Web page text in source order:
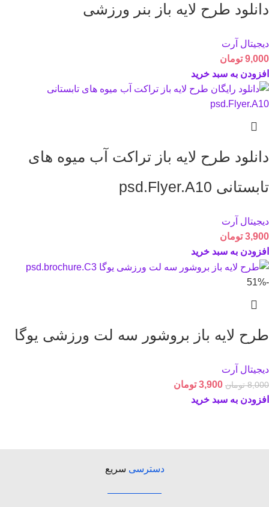
دانلود طرح لايه باز بنر ورزشی
دیجیتال آرت
9,000 تومان
افزودن به سبد خرید
دانلود طرح لايه باز تراکت آب میوه های
تابستانی psd.Flyer.A10
دیجیتال آرت
3,900 تومان
افزودن به سبد خرید
-51%
طرح لايه باز بروشور سه لت ورزشی یوگا
دیجیتال آرت
8,000 تومان 3,900 تومان
افزودن به سبد خرید
دسترسی سریع